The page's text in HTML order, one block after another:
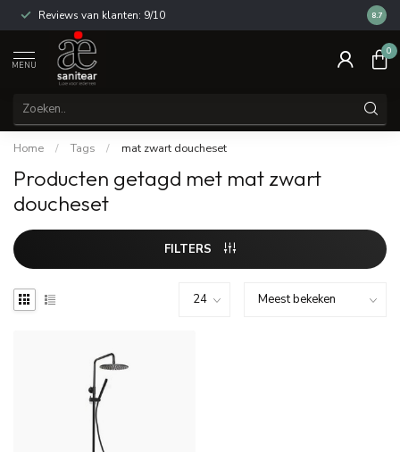
Reviews van klanten: 9/10 14
8.7
MENU
0
Home / Tags / mat zwart doucheset
Producten getagd met mat zwart
doucheset
FILTERS